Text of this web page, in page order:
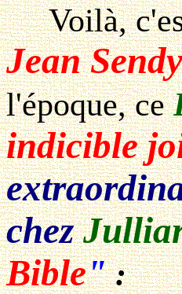
Voilà,
Jean Sendy
l'époque, ce
indicible
chez
Bible":